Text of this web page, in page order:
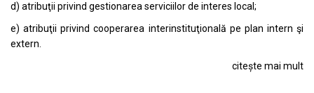
d) atribuţii privind gestionarea serviciilor de interes local;
e) atribuţii privind cooperarea interinstituţională pe plan intern şi
extern.
citește mai mult